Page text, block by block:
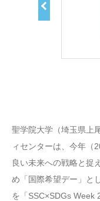
聖学院大学（埼玉県上
ィセンターは、今年（
良い未来への戦略と捉
め「国際希望デー」と
を「SSC×SDGs Week